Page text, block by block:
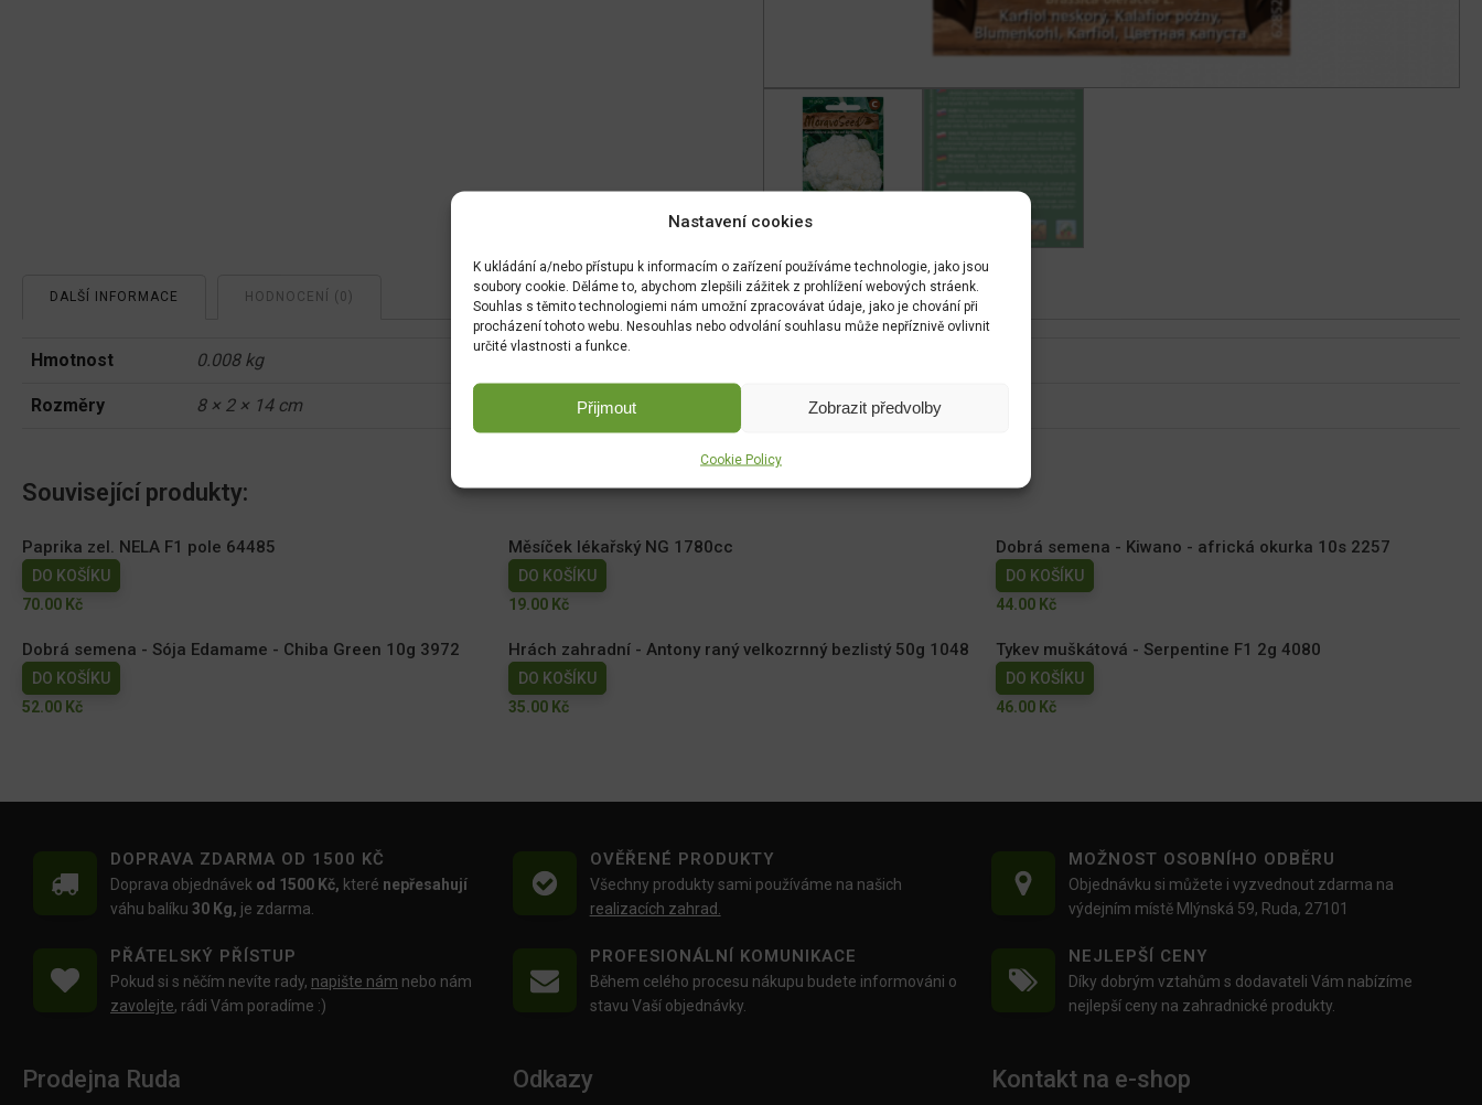
Nastavení cookies
K ukládání a/nebo přístupu k informacím o zařízení používáme technologie, jako jsou
soubory cookie. Děláme to, abychom zlepšili zážitek z prohlížení webových stráenk.
Souhlas s těmito technologiemi nám umožní zpracovávat údaje, jako je chování při
procházení tohoto webu. Nesouhlas nebo odvolání souhlasu může nepříznivě ovlivnit
určité vlastnosti a funkce.
Přijmout Zobrazit předvolby
Cookie Policy
DALŠÍ INFORMACE HODNOCENÍ (0)
Hmotnost 0.008 kg
Rozměry 8 × 2 × 14 cm
Související produkty:
Paprika zel. NELA F1 pole 64485
DO KOŠÍKU
70.00 Kč
Měsíček lékařský NG 1780cc
DO KOŠÍKU
19.00 Kč
Dobrá semena - Kiwano - africká okurka 10s 2257
DO KOŠÍKU
44.00 Kč
Dobrá semena - Sója Edamame - Chiba Green 10g 3972
DO KOŠÍKU
52.00 Kč
Hrách zahradní - Antony raný velkozrnný bezlistý 50g 1048
DO KOŠÍKU
35.00 Kč
Tykev muškátová - Serpentine F1 2g 4080
DO KOŠÍKU
46.00 Kč
DOPRAVA ZDARMA OD 1500 KČ
Doprava objednávek od 1500 Kč, které nepřesahují
váhu balíku30 Kg, je zdarma.
OVĚŘENÉ PRODUKTY
Všechny produkty sami používáme na našich
realizacích zahrad.
MOŽNOST OSOBNÍHO ODBĚRU
Objednávku si můžete i vyzvednout zdarma na
výdejním místě Mlýnská 59, Ruda, 27101
PŘÁTELSKÝ PŘÍSTUP
Pokud si s něčím nevíte rady, napište nám nebo nám
zavolejte, rádi Vám poradíme :)
PROFESIONÁLNÍ KOMUNIKACE
Během celého procesu nákupu budete informováni o
stavu Vaší objednávky.
NEJLEPŠÍ CENY
Díky dobrým vztahům s dodavateli Vám nabízíme
nejlepší ceny na zahradnické produkty.
Prodejna Ruda Odkazy Kontakt na e-shop